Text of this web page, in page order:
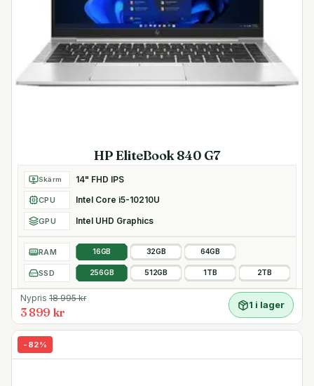
HP EliteBook 840 G7
Skärm 14" FHD IPS
CPU Intel Core i5-10210U
GPU Intel UHD Graphics
RAM 16GB 32GB 64GB
SSD 256GB 512GB 1TB 2TB
Nypris 18 995kr
3 899 kr
1 i lager
- 82%